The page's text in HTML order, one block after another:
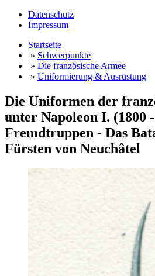
Datenschutz
Impressum
Startseite
» Schwerpunkte
» Die französische Armee
» Uniformierung & Ausrüstung
Die Uniformen der
unter Napoleon I. (1800
Fremdtruppen - Das
Fürsten von Neuchâtel